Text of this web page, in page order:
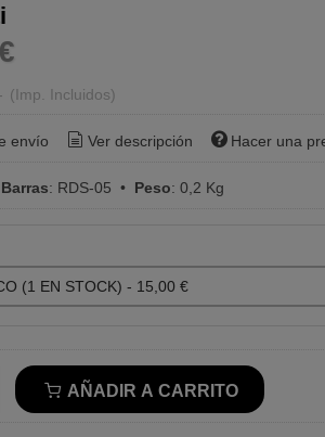
- (Imp. Incluidos)
envío Ver descripción Hacer una
: RDS-05 • Peso: 0,2 Kg
AÑADIR A CARRITO